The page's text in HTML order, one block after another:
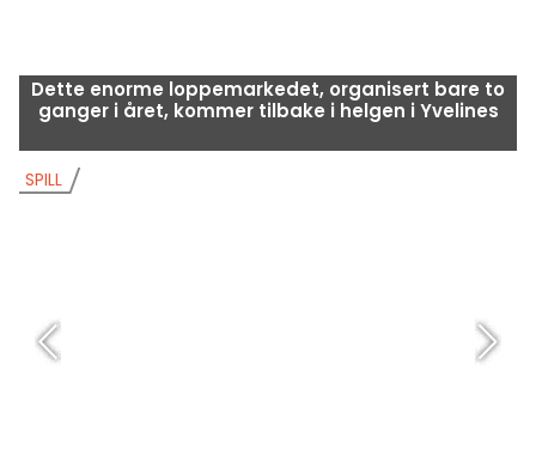
Dette enorme loppemarkedet, organisert bare to
ganger i året, kommer tilbake i helgen i Yvelines
SPILL